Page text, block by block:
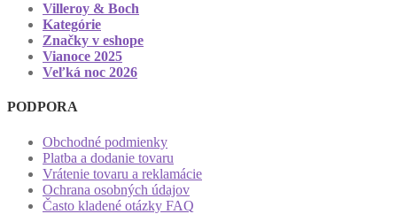
Villeroy & Boch
Kategórie
Značky v eshope
Vianoce 2025
Veľká noc 2026
PODPORA
Obchodné podmienky
Platba a dodanie tovaru
Vrátenie tovaru a reklamácie
Ochrana osobných údajov
Často kladené otázky FAQ